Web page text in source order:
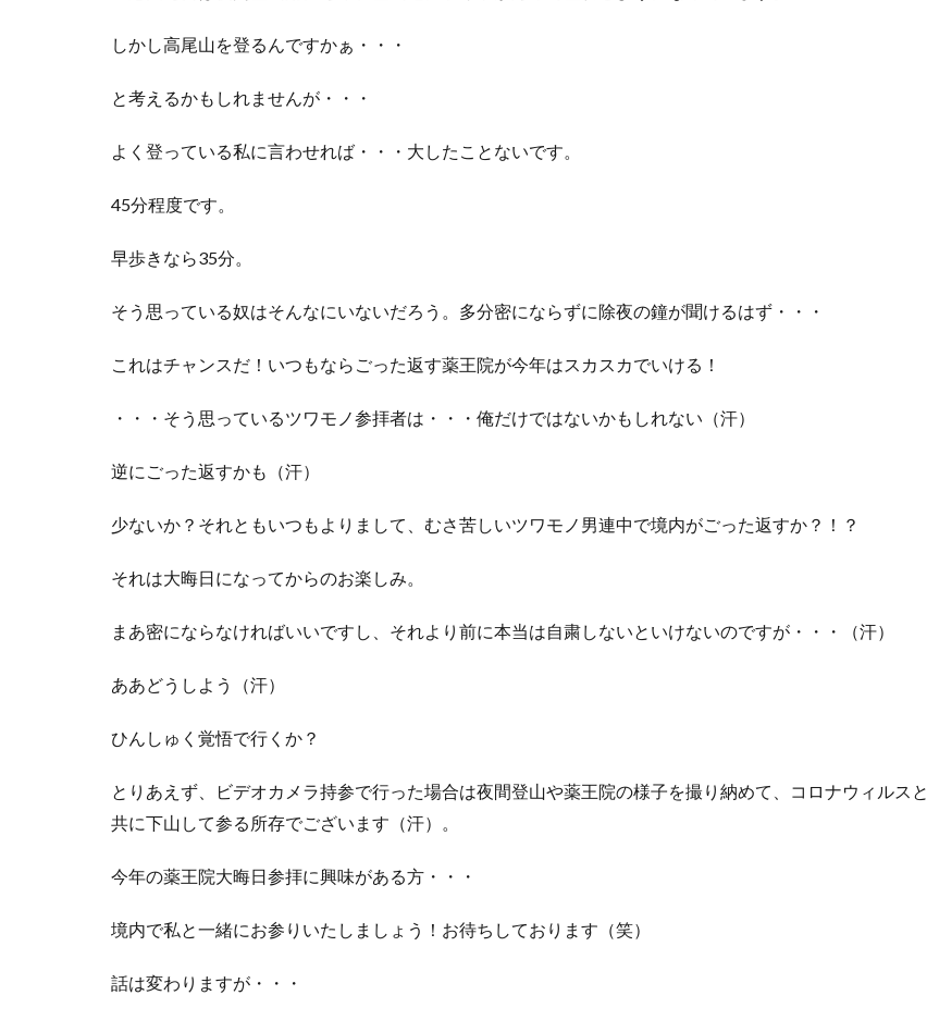
しかし高尾山を登るんですかぁ・・・
と考えるかもしれませんが・・・
よく登っている私に言わせれば・・・大したことないです。
45分程度です。
早歩きなら35分。
そう思っている奴はそんなにいないだろう。多分密にならずに除夜の鐘が聞けるはず・・・
これはチャンスだ！いつもならごった返す薬王院が今年はスカスカでいける！
・・・そう思っているツワモノ参拝者は・・・俺だけではないかもしれない（汗）
逆にごった返すかも（汗）
少ないか？それともいつもよりまして、むさ苦しいツワモノ男連中で境内がごった返すか？！？
それは大晦日になってからのお楽しみ。
まあ密にならなければいいですし、それより前に本当は自粛しないといけないのですが・・・（汗）
ああどうしよう（汗）
ひんしゅく覚悟で行くか？
とりあえず、ビデオカメラ持参で行った場合は夜間登山や薬王院の様子を撮り納めて、コロナウィルスと
共に下山して参る所存でございます（汗）。
今年の薬王院大晦日参拝に興味がある方・・・
境内で私と一緒にお参りいたしましょう！お待ちしております（笑）
話は変わりますが・・・